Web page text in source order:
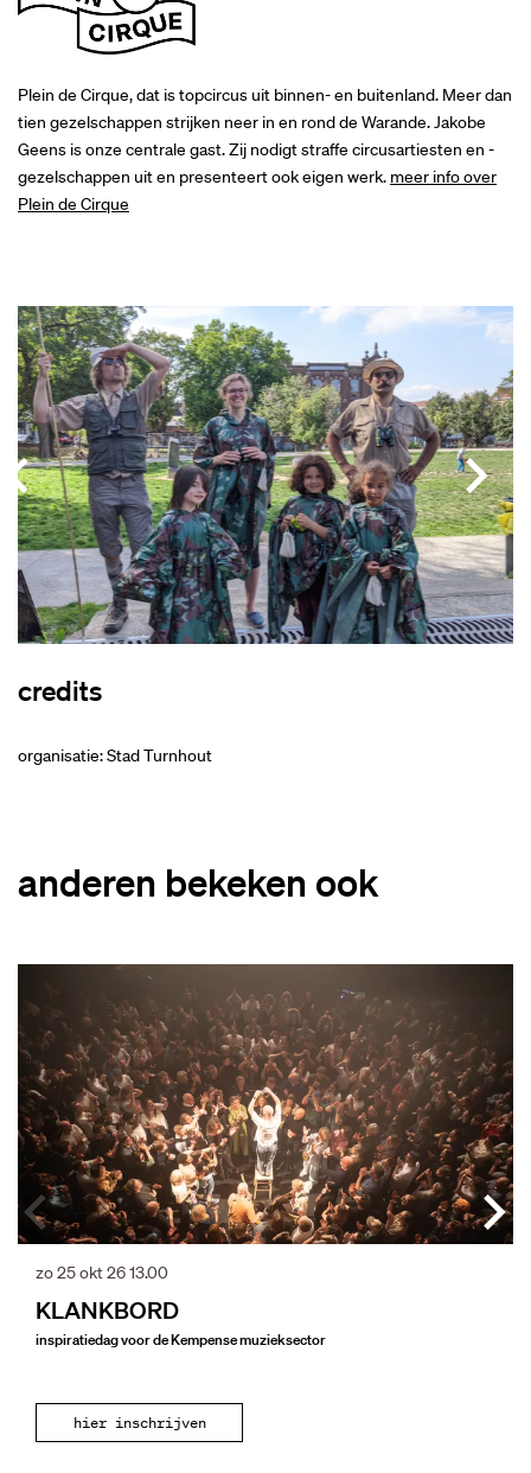
Plein de Cirque, dat is topcircus uit binnen- en buitenland. Meer dan
tien gezelschappen strijken neer in en rond de Warande. Jakobe
Geens is onze centrale gast. Zij nodigt straffe circusartiesten en -
gezelschappen uit en presenteert ook eigen werk. meer info over
Plein de Cirque
Overslaan
credits
organisatie: Stad Turnhout
anderen bekeken ook
KLANKBORD
inspiratiedag voor de Kempense muzieksector
zo 25 okt 2613.00
hier inschrijven